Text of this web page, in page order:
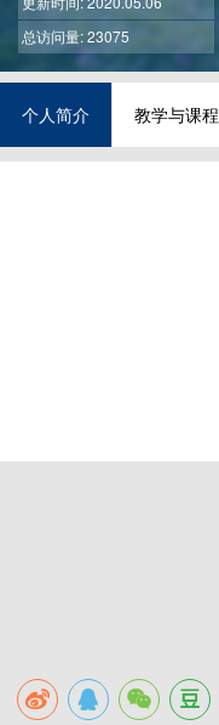
总访问量: 23075
个人简介 教学与课程